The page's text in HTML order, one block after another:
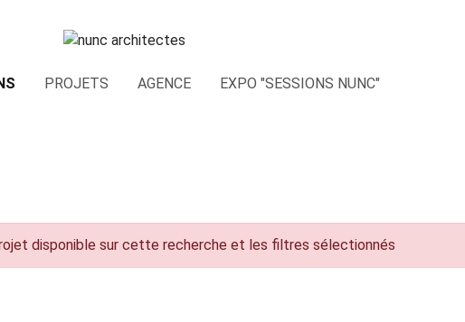
PROJETS AGENCE EXPO "SESSIONS NUNC"
disponible sur cette recherche et les filtres sélectionnés